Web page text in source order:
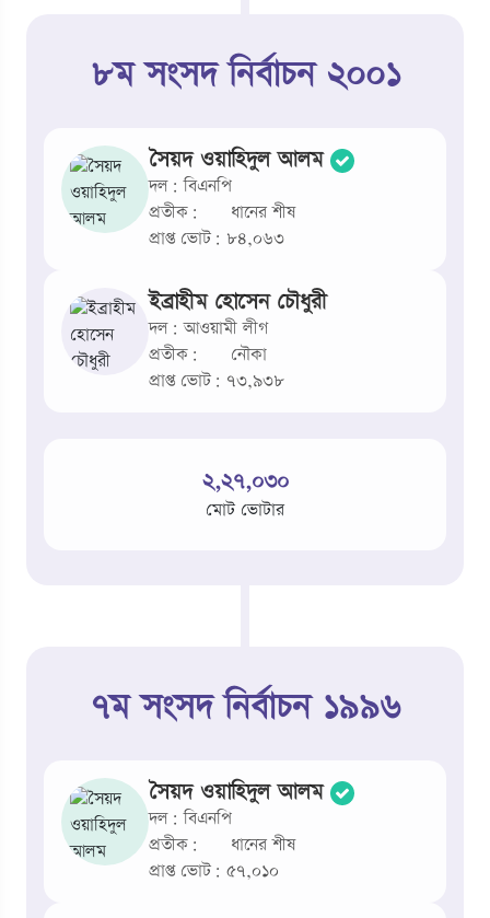
৮ম সংসদ নির্বাচন ২০০১
সৈয়দ ওয়াহিদুল আলম
দল: বিএনপি
প্রতীক:
ধানের শীষ
প্রাপ্ত ভোট: ৮৪,০৬৩
ইব্রাহীম হোসেন চৌধুরী
দল: আওয়ামী লীগ
প্রতীক:
নৌকা
প্রাপ্ত ভোট: ৭৩,৯৩৮
২,২৭,০৩০
মোট ভোটার
৭ম সংসদ নির্বাচন ১৯৯৬
সৈয়দ ওয়াহিদুল আলম
দল: বিএনপি
প্রতীক:
ধানের শীষ
প্রাপ্ত ভোট: ৫৭,০১০